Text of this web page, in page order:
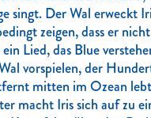
singt. Der Wal erweckt
zeigen, dass er
Lied, das Blue
vorspielen, der
mitten im Ozean
macht Iris sich auf zu